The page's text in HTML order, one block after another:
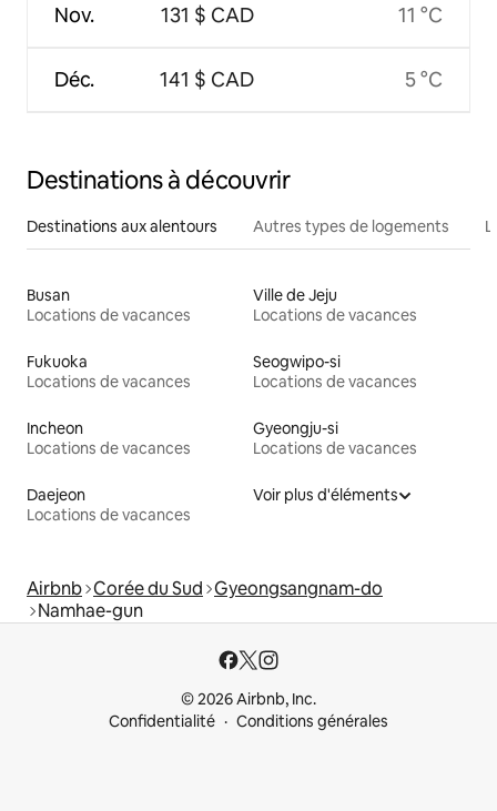
Nov.
Déc.
131 $ CAD
141 $ CAD
11 °C
5 °C
Destinations à découvrir
Destinations aux alentours Autres types de logements
Busan
Locations de vacances
Ville de Jeju
Locations de vacances
Fukuoka
Locations de vacances
Seogwipo-si
Locations de vacances
Incheon
Locations de vacances
Gyeongju-si
Locations de vacances
Daejeon
Locations de vacances
Voir plus d'éléments
Airbnb Corée du Sud Gyeongsangnam-do
Namhae-gun
© 2026 Airbnb, Inc.
Confidentialité
Conditions générales